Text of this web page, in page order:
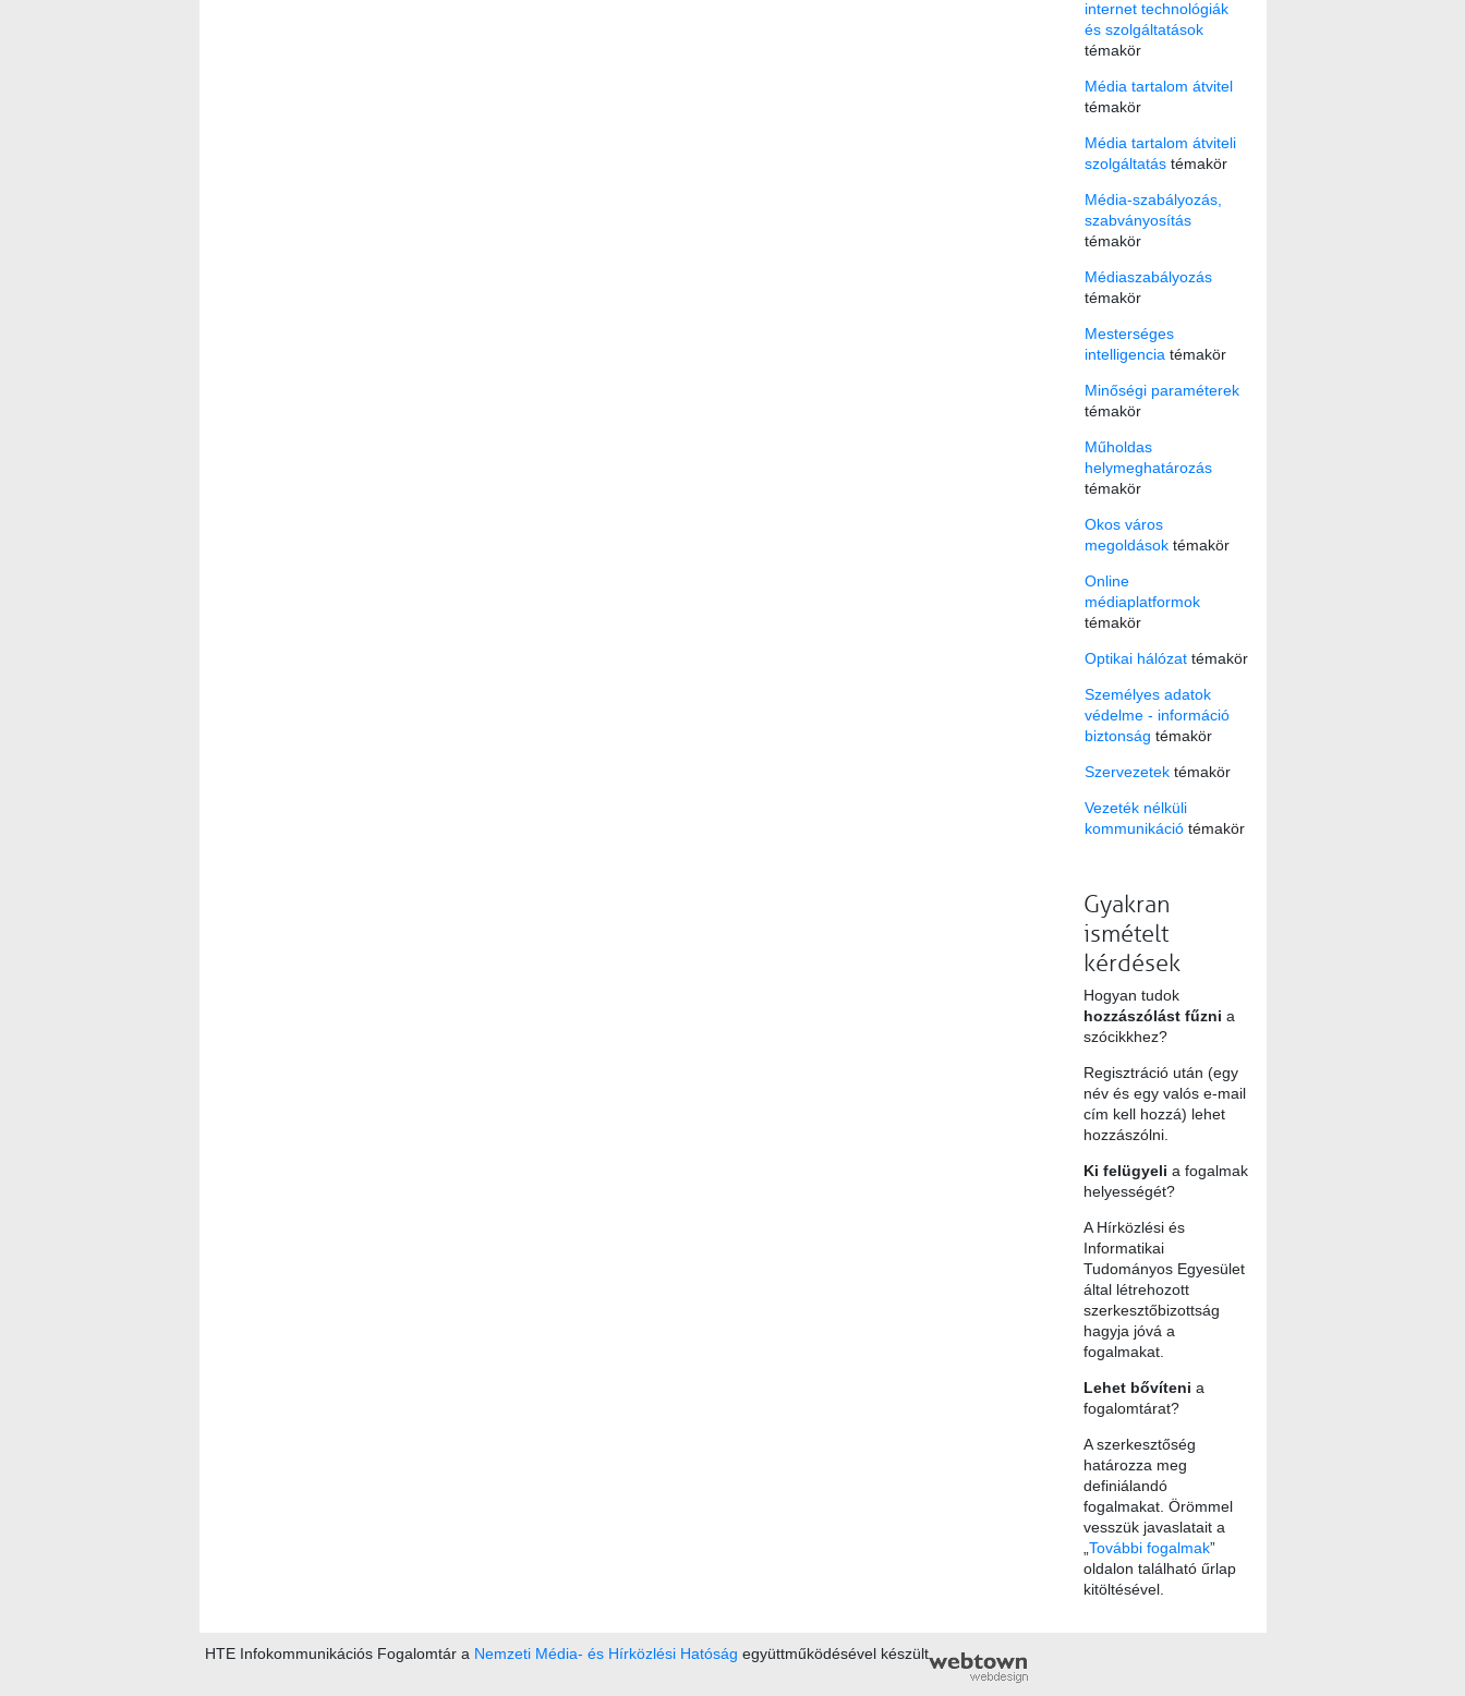
internet technológiák
és szolgáltatások
témakör
Média tartalom átvitel
témakör
Média tartalom átviteli
szolgáltatástémakör
Média-szabályozás,
szabványosítás
témakör
Médiaszabályozás
témakör
Mesterséges
intelligencia témakör
Minőségi paraméterek
témakör
Műholdas
helymeghatározás
témakör
Okos város
megoldásoktémakör
Online
médiaplatformok
témakör
Optikai hálózattémakör
Személyes adatok
védelme - információ
biztonság témakör
Szervezetektémakör
Vezeték nélküli
kommunikációtémakör
Gyakran
ismételt
kérdések
Hogyan tudok
hozzászólást fűzni a
szócikkhez?
Regisztráció után (egy
név és egy valós e-mail
cím kell hozzá) lehet
hozzászólni.
Ki felügyeli a fogalmak
helyességét?
A Hírközlési és
Informatikai
Tudományos Egyesület
által létrehozott
szerkesztőbizottság
hagyja jóvá a
fogalmakat.
Lehet bővíteni a
fogalomtárat?
A szerkesztőség
határozza meg
definiálandó
fogalmakat. Örömmel
vesszük javaslatait a
További fogalmak”
oldalon található űrlap
kitöltésével.
HTE Infokommunikációs Fogalomtár a Nemzeti Média- és Hírközlési Hatóság együttműködésével készült